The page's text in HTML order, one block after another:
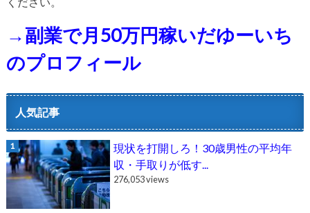
→副業で月50万円稼いだゆーいち
のプロフィール
人気記事
現状を打開しろ！30歳男性の平均年
収・手取りが低す...
276,053 views